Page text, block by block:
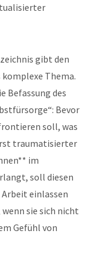
gibt den
Thema.
Befassung des
Bevor
soll, was
traumatisierter
im
soll diesen
Arbeit einlassen
sie sich nicht
Gefühl von